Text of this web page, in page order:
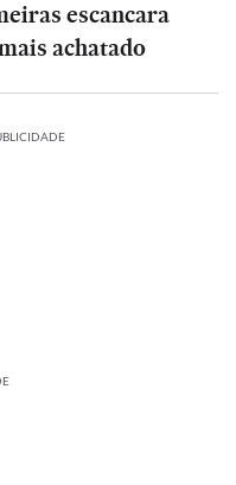
escancara
achatado